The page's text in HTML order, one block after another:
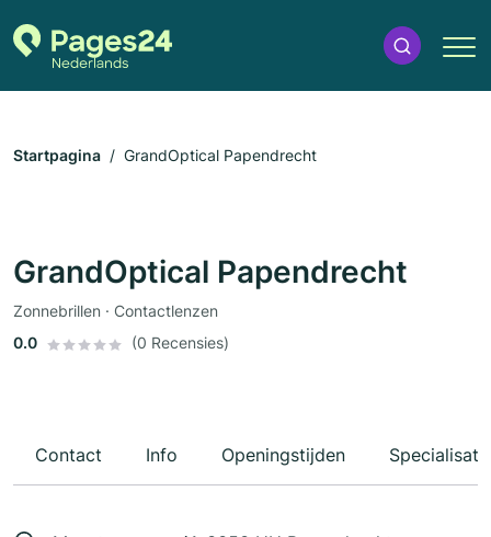
Startpagina GrandOptical Papendrecht
GrandOptical Papendrecht
Zonnebrillen · Contactlenzen
0.0
(0 Recensies)
Contact Info Openingstijden